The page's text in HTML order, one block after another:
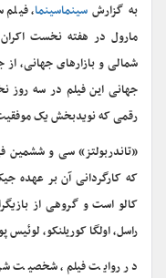
به گزارشسینماسینما،
مارول در هفته نخست
شمالی و بازارهای جهانی،
رقمی که نویدبخش یک
«تاندربولتز» سی و ششمین
که کارگردانی آن بر عهده
کالو است و گروهی از
راسل، اولگا کوریلنکو،
در روایت فیلم، شخصیت